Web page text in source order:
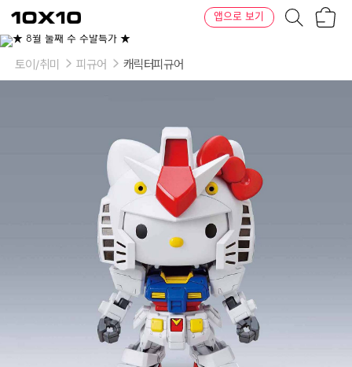
텐
바
텐
앱으로 보기
토이/취미 피규어 캐릭터피규어